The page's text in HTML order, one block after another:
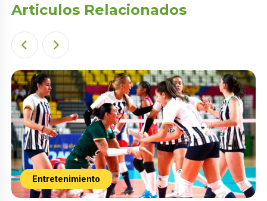
Articulos Relacionados
Entretenimiento